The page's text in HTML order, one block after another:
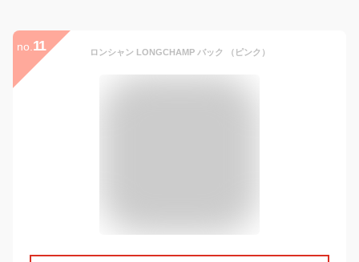
no. 11 ロンシャン LONGCHAMP バック （ピンク）